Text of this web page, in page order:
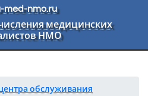
med-nmo.ru
медицинских
НМО
обслуживания